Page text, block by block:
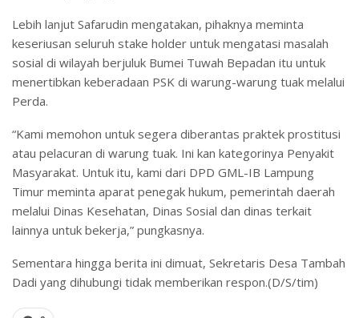
Lebih lanjut Safarudin mengatakan, pihaknya meminta
keseriusan seluruh stake holder untuk mengatasi masalah
sosial di wilayah berjuluk Bumei Tuwah Bepadan itu untuk
menertibkan keberadaan PSK di warung-warung tuak melalui
Perda.
“Kami memohon untuk segera diberantas praktek prostitusi
atau pelacuran di warung tuak. Ini kan kategorinya Penyakit
Masyarakat. Untuk itu, kami dari DPD GML-IB Lampung
Timur meminta aparat penegak hukum, pemerintah daerah
melalui Dinas Kesehatan, Dinas Sosial dan dinas terkait
lainnya untuk bekerja,” pungkasnya.
Sementara hingga berita ini dimuat, Sekretaris Desa Tambah
Dadi yang dihubungi tidak memberikan respon.(D/S/tim)